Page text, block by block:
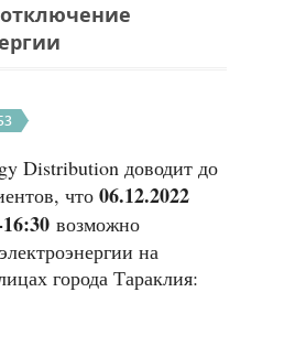
Distribution доводит до
что 06.12.2022
возможно
на
города Тараклия: